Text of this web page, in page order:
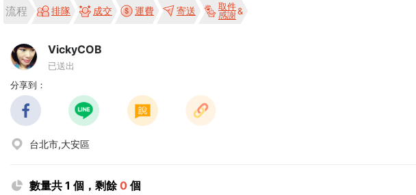
流程 排隊 成交 運費 寄送
取件
感謝
VickyCOB
已送出
分享到：
台北市,大安區
數量共 1 個，剩餘0 個